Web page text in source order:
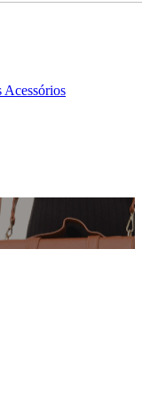
Acessórios